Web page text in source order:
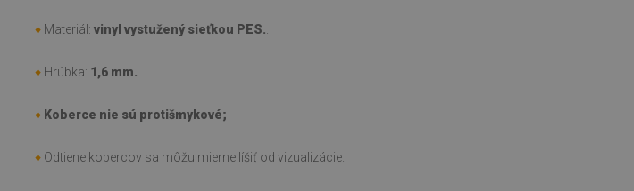
♦ Materiál: vinyl vystužený sieťkou PES.
♦ Hrúbka: 1,6 mm.
♦ Koberce nie sú protišmykové;
♦ Odtiene kobercov sa môžu mierne líšiť od vizualizácie.